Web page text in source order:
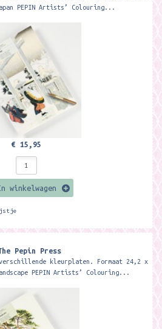
PEPIN Artists’ Colouring...
€ 15,95
winkelwagen
Pepin Press
kleurplaten. Formaat 24,2 x
PEPIN Artists’ Colouring...